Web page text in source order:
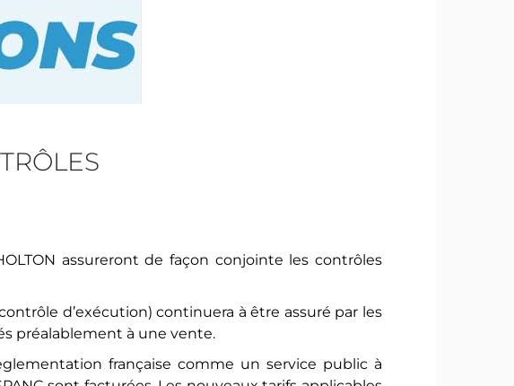
assureront de façon conjointe les contrôles
d’exécution) continuera à être assuré par les
préalablement à une vente.
française comme un service public à